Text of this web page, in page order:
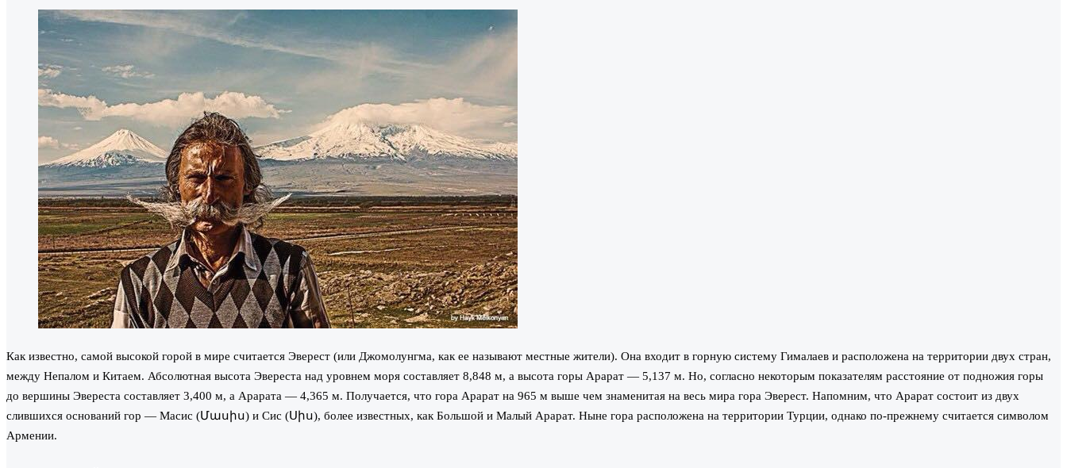
Как известно, самой высокой горой в мире считается Эверест (или Джомолунгма, как ее называют местные жители). Она входит в горную систему Гималаев и расположена на территории двух стран,
между Непалом и Китаем. Абсолютная высота Эвереста над уровнем моря составляет 8,848 м, а высота горы Арарат — 5,137 м. Но, согласно некоторым показателям расстояние от подножия горы
до вершины Эвереста составляет 3,400 м, а Арарата — 4,365 м. Получается, что гора Арарат на 965 м выше чем знаменитая на весь мира гора Эверест. Напомним, что Арарат состоит из двух
слившихся оснований гор — Масис (Մասիս) и Сис (Սիս), более известных, как Большой и Малый Арарат. Ныне гора расположена на территории Турции, однако по-прежнему считается символом
Армении.